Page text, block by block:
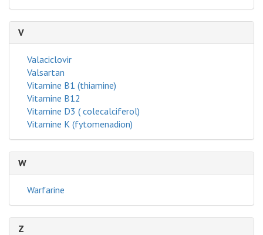
V
Valaciclovir
Valsartan
Vitamine B1 (thiamine)
Vitamine B12
Vitamine D3 ( colecalciferol)
Vitamine K (fytomenadion)
W
Warfarine
Z